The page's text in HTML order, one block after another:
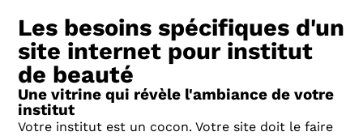
Les besoins spécifiques d'un
site internet pour institut
de beauté
Une vitrine qui révèle l'ambiance de votre
institut
Votre institut est un cocon. Votre site doit le faire